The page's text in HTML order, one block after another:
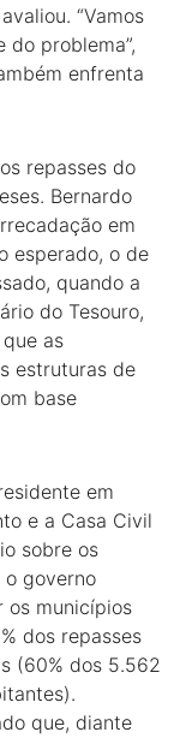
“Vamos
problema”,
enfrenta
repasses do
Bernardo
em
esperado, o de
quando a
do Tesouro,
as
estruturas de
base
em
e a Casa Civil
sobre os
o governo
os municípios
dos repasses
(60% dos 5.562
que, diante